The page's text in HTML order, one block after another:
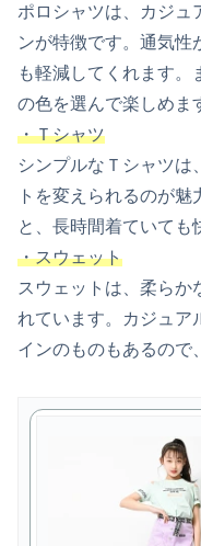
ポロシャツは、カジュ
ンが特徴です。通気性
も軽減してくれます。
の色を選んで楽しめま
・Ｔシャツ
シンプルなＴシャツは
トを変えられるのが
と、長時間着ていても
・スウェット
スウェットは、柔らか
れています。カジュア
インのものもあるので